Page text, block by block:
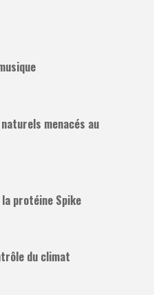
menacés au
protéine Spike
du climat